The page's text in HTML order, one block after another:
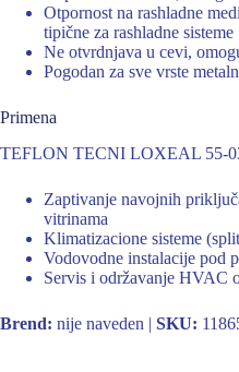
Otpornost na rashladne
tipične za rashladne sisteme
Ne otvrdnjava u cevi,
Pogodan za sve vrste
Primena
TEFLON TECNI LOXEAL 55-
Zaptivanje navojnih
vitrinama
Klimatizacione sisteme
Vodovodne instalacije pod
Servis i održavanje HVAC
Brend: nije naveden | SKU: